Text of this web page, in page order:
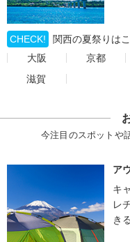
CHECK!
関西の夏祭りは
大阪
京都
滋賀
今注目のスポットや
ア
キ
レ
き